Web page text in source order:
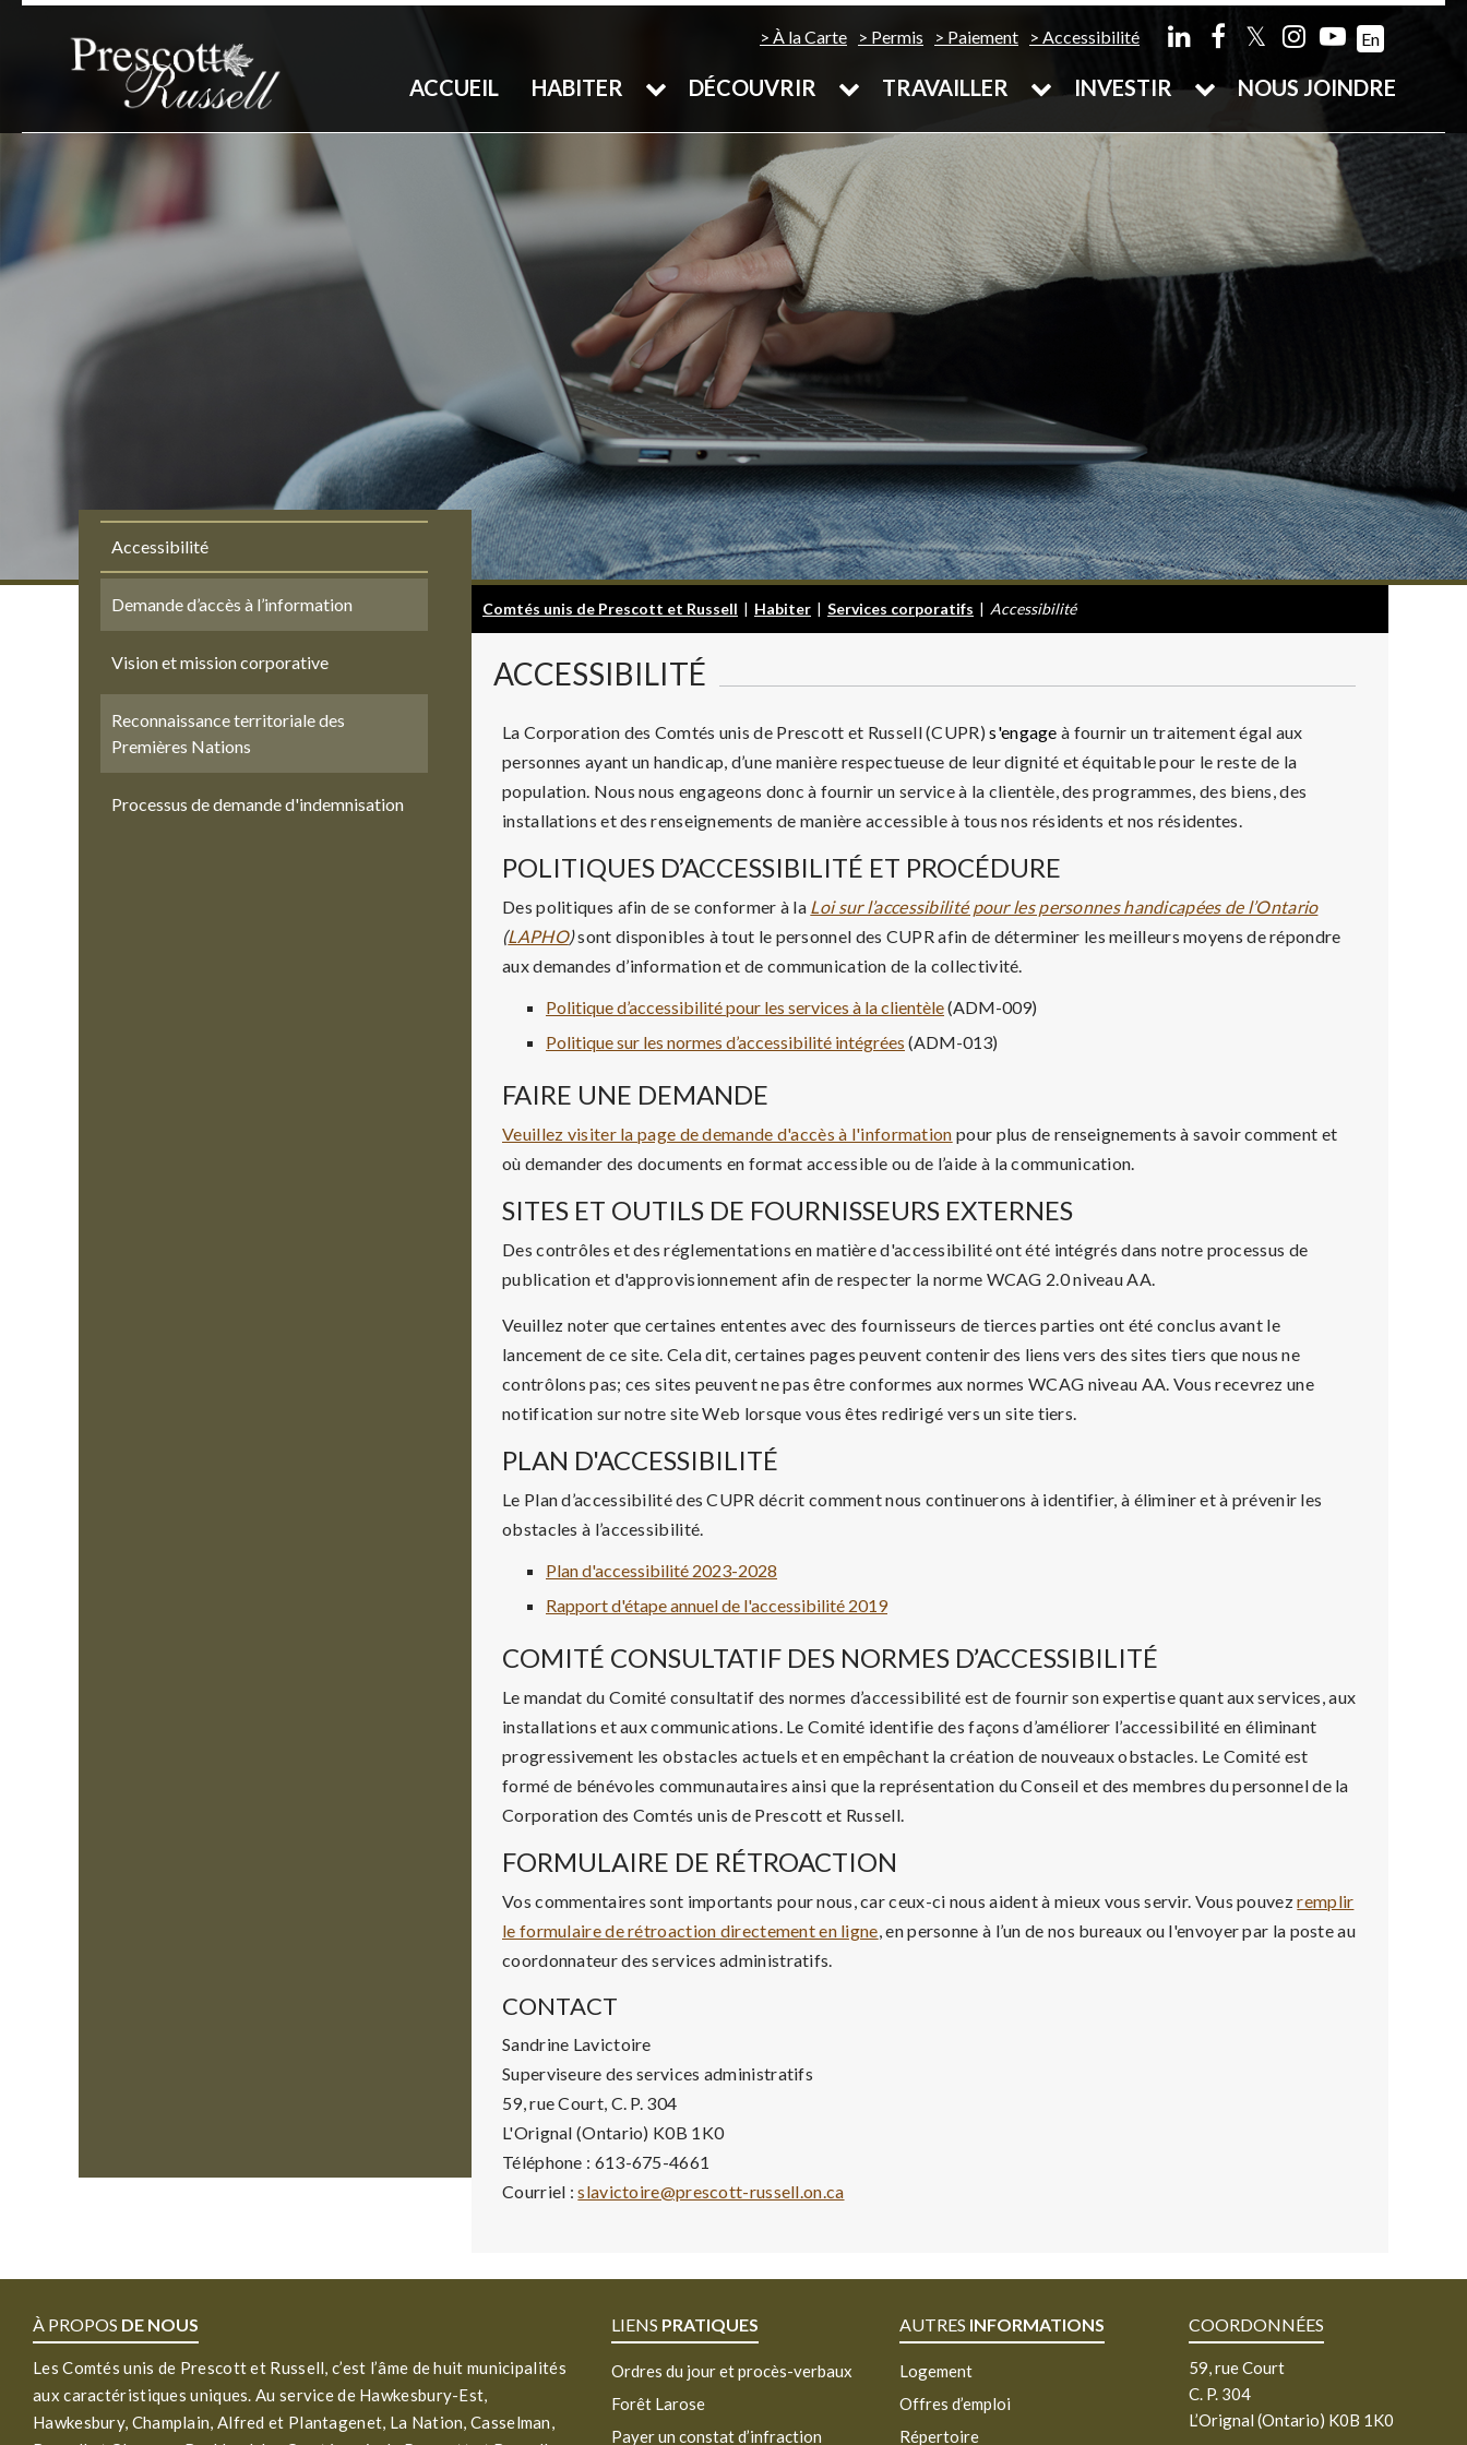
À la Carte Permis Paiement Accessibilité 𝕏 En
ACCUEIL HABITER DÉCOUVRIR TRAVAILLER INVESTIR NOUS JOINDRE
Accessibilité
Demande d’accès à l’information
Vision et mission corporative
Reconnaissance territoriale des
Premières Nations
Processus de demande d'indemnisation
Comtés unis de Prescott et Russell | Habiter | Services corporatifs | Accessibilité
ACCESSIBILITÉ
La Corporation des Comtés unis de Prescott et Russell (CUPR)s'engage à fournir un traitement égal aux
personnes ayant un handicap, d’une manière respectueuse de leur dignité et équitable pour le reste de la
population. Nous nous engageons donc à fournir un service à la clientèle, des programmes, des biens, des
installations et des renseignements de manière accessible à tous nos résidents et nos résidentes.
POLITIQUES D’ACCESSIBILITÉ ET PROCÉDURE
Des politiques afin de se conformer à la Loi sur l’accessibilité pour les personnes handicapées de l’Ontario
(LAPHO)sont disponibles à tout le personnel des CUPR afin de déterminer les meilleurs moyens de répondre
aux demandes d’information et de communication de la collectivité.
Politique d’accessibilité pour les services à la clientèle(ADM-009)
Politique sur les normes d’accessibilité intégrées (ADM-013)
FAIRE UNE DEMANDE
Veuillez visiter la page de demande d'accès à l'information pour plus de renseignements à savoir comment et
où demander des documents en format accessible ou de l’aide à la communication.
SITES ET OUTILS DE FOURNISSEURS EXTERNES
Des contrôles et des réglementations en matière d'accessibilité ont été intégrés dans notre processus de
publication et d'approvisionnement afin de respecter la norme WCAG 2.0 niveau AA.
Veuillez noter que certaines ententes avec des fournisseurs de tierces parties ont été conclus avant le
lancement de ce site. Cela dit, certaines pages peuvent contenir des liens vers des sites tiers que nous ne
contrôlons pas; ces sites peuvent ne pas être conformes aux normes WCAG niveau AA. Vous recevrez une
notification sur notre site Web lorsque vous êtes redirigé vers un site tiers.
PLAN D'ACCESSIBILITÉ
Le Plan d’accessibilité des CUPR décrit comment nous continuerons à identifier, à éliminer et à prévenir les
obstacles à l’accessibilité.
Plan d'accessibilité 2023-2028
Rapport d'étape annuel de l'accessibilité 2019
COMITÉ CONSULTATIF DES NORMES D’ACCESSIBILITÉ
Le mandat du Comité consultatif des normes d’accessibilité est de fournir son expertise quant aux services, aux
installations et aux communications. Le Comité identifie des façons d’améliorer l’accessibilité en éliminant
progressivement les obstacles actuels et en empêchant la création de nouveaux obstacles. Le Comité est
formé de bénévoles communautaires ainsi que la représentation du Conseil et des membres du personnel de la
Corporation des Comtés unis de Prescott et Russell.
FORMULAIRE DE RÉTROACTION
Vos commentaires sont importants pour nous, car ceux-ci nous aident à mieux vous servir. Vous pouvezremplir
le formulaire de rétroaction directement en ligne, en personne à l’un de nos bureaux ou l'envoyer par la poste au
coordonnateur des services administratifs.
CONTACT
Sandrine Lavictoire
Superviseure des services administratifs
59, rue Court, C. P. 304
L'Orignal (Ontario) K0B 1K0
Téléphone : 613-675-4661
Courriel :slavictoire@prescott-russell.on.ca
À PROPOS DE NOUS
Les Comtés unis de Prescott et Russell, c’est l’âme de huit municipalités
aux caractéristiques uniques. Au service de Hawkesbury-Est,
Hawkesbury, Champlain, Alfred et Plantagenet, La Nation, Casselman,
LIENS PRATIQUES
Ordres du jour et procès-verbaux
Forêt Larose
Payer un constat d’infraction
AUTRES INFORMATIONS
Logement
Offres d’emploi
Répertoire
COORDONNÉES
59, rue Court
C. P. 304
L’Orignal (Ontario) K0B 1K0